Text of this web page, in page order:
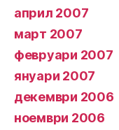
април 2007
март 2007
февруари 2007
януари 2007
декември 2006
ноември 2006